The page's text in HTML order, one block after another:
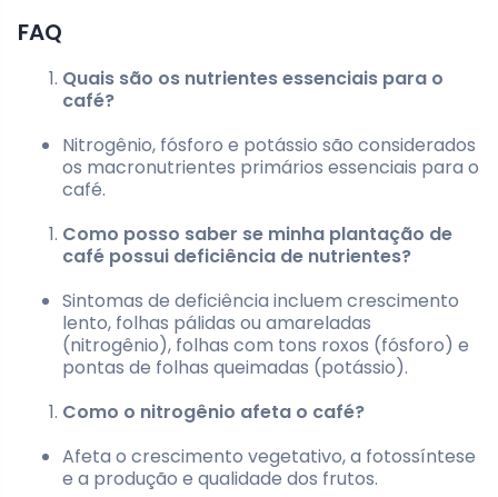
FAQ
Quais são os nutrientes essenciais para o
café?
Nitrogênio, fósforo e potássio são considerados
os macronutrientes primários essenciais para o
café.
Como posso saber se minha plantação de
café possui deficiência de nutrientes?
Sintomas de deficiência incluem crescimento
lento, folhas pálidas ou amareladas
(nitrogênio), folhas com tons roxos (fósforo) e
pontas de folhas queimadas (potássio).
Como o nitrogênio afeta o café?
Afeta o crescimento vegetativo, a fotossíntese
e a produção e qualidade dos frutos.